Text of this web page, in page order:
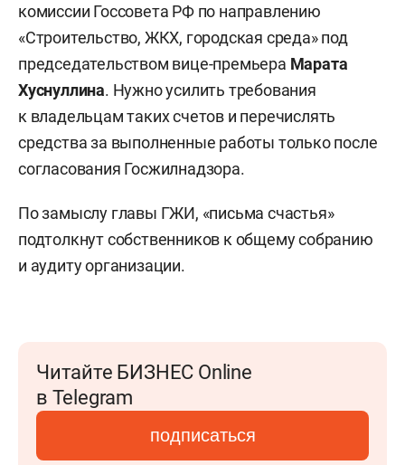
комиссии Госсовета РФ по направлению
«Строительство, ЖКХ, городская среда» под
председательством вице-премьера Марата
Хуснуллина. Нужно усилить требования
к владельцам таких счетов и перечислять
средства за выполненные работы только после
согласования Госжилнадзора.
По замыслу главы ГЖИ, «письма счастья»
подтолкнут собственников к общему собранию
и аудиту организации.
Читайте БИЗНЕС Online
в Telegram
подписаться